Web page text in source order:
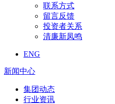
联系方式
留言反馈
投资者关系
清廉新凤鸣
ENG
新闻中心
集团动态
行业资讯